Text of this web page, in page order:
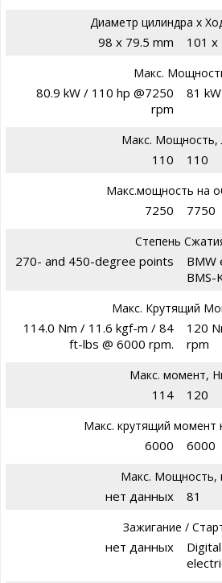
Диаметр цилиндра х
98 x 79.5 mm 101 x
Макс.
80.9 kW / 110 hp @7250
rpm
81
Макс. Мощность,
110 110
Макс.мощность на
7250 7750
Степень
270- and 450-degree points
BMW
BMS-
Макс. Крутящий
114.0 Nm / 11.6 kgf-m / 84
ft-lbs @ 6000 rpm.
120
rpm
Макс. момент,
114 120
Макс. крутящий момент
6000 6000
Макс. Мощность,
нет данных 81
Зажигание /
нет данных